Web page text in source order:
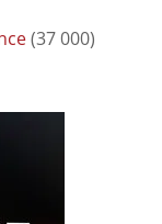
(37 000)